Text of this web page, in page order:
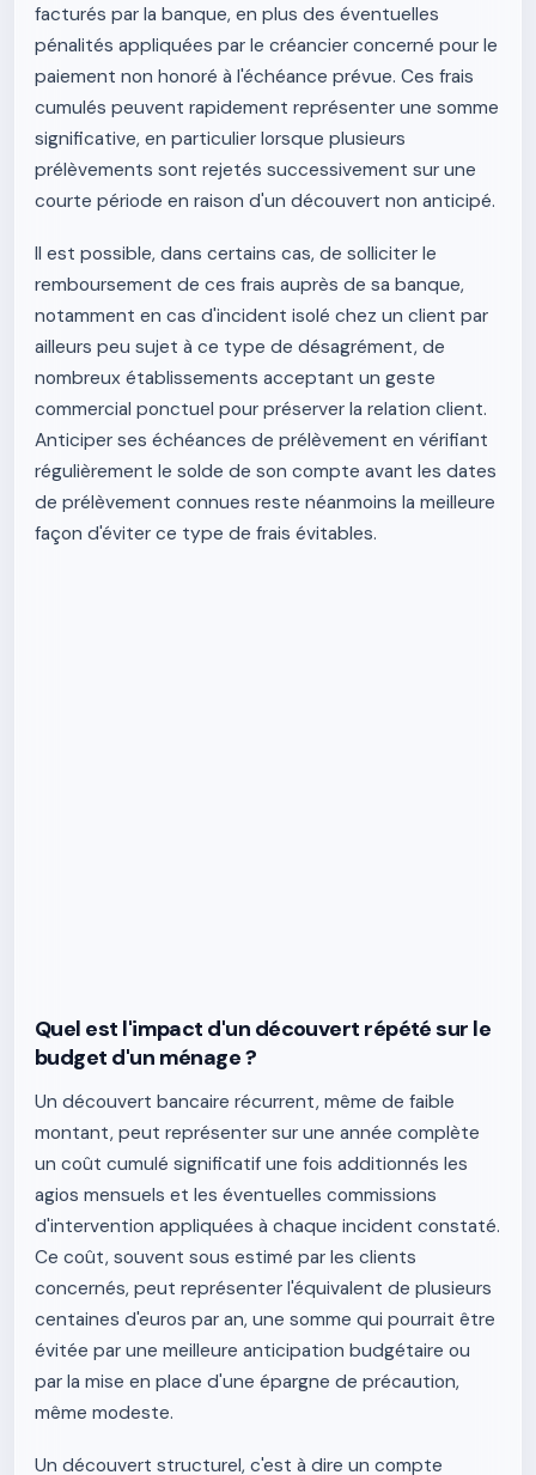
facturés par la banque, en plus des éventuelles
pénalités appliquées par le créancier concerné pour le
paiement non honoré à l'échéance prévue. Ces frais
cumulés peuvent rapidement représenter une somme
significative, en particulier lorsque plusieurs
prélèvements sont rejetés successivement sur une
courte période en raison d'un découvert non anticipé.
Il est possible, dans certains cas, de solliciter le
remboursement de ces frais auprès de sa banque,
notamment en cas d'incident isolé chez un client par
ailleurs peu sujet à ce type de désagrément, de
nombreux établissements acceptant un geste
commercial ponctuel pour préserver la relation client.
Anticiper ses échéances de prélèvement en vérifiant
régulièrement le solde de son compte avant les dates
de prélèvement connues reste néanmoins la meilleure
façon d'éviter ce type de frais évitables.
Quel est l'impact d'un découvert répété sur le
budget d'un ménage ?
Un découvert bancaire récurrent, même de faible
montant, peut représenter sur une année complète
un coût cumulé significatif une fois additionnés les
agios mensuels et les éventuelles commissions
d'intervention appliquées à chaque incident constaté.
Ce coût, souvent sous estimé par les clients
concernés, peut représenter l'équivalent de plusieurs
centaines d'euros par an, une somme qui pourrait être
évitée par une meilleure anticipation budgétaire ou
par la mise en place d'une épargne de précaution,
même modeste.
Un découvert structurel, c'est à dire un compte